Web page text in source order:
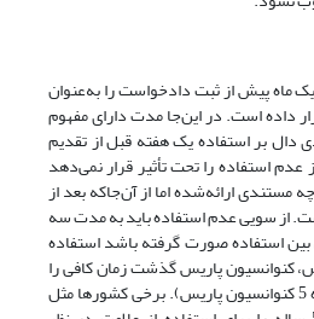
ماه پیش از ثبت دادخواست را به‌عنوان
داده است. در این‌جا مدت دارای مفهوم
بر استفاده یک هفته قبل از تقدیم
عدم استفاده را تحت تأثیر قرار نمی‌دهد
مستندی ارائه‌شده اما از آن‌جاکه بعد از
از سویی عدم استفاده باید به مدت سه
استفاده صورت گرفته باشد استفاده
کنوانسیون پاریس گذشت زمان کافی را
برای ابطال لازم می‌داند (ماده 5 کنوانسیون پاریس). برخی کشورها مثل